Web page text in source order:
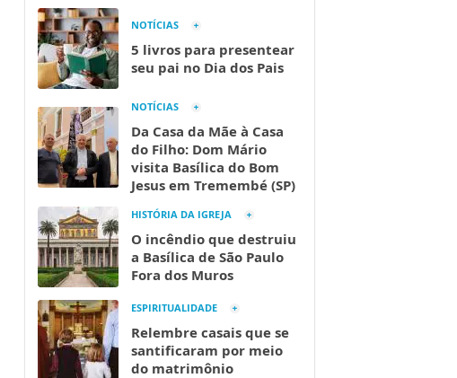
NOTÍCIAS
5 livros para presentear
seu pai no Dia dos Pais
NOTÍCIAS
Da Casa da Mãe à Casa
do Filho: Dom Mário
visita Basílica do Bom
Jesus em Tremembé (SP)
HISTÓRIA DA IGREJA
O incêndio que destruiu
a Basílica de São Paulo
Fora dos Muros
ESPIRITUALIDADE
Relembre casais que se
santificaram por meio
do matrimônio